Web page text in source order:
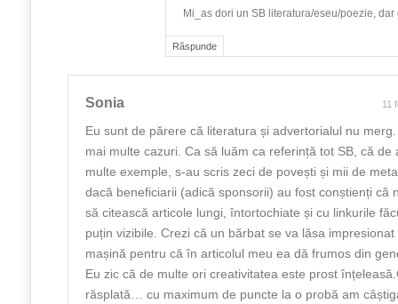
Răspunde
Mi_as dori un SB literatura/eseu/poezie,
Sonia 11
Eu sunt de părere că literatura și advertorialul nu
mai multe cazuri. Ca să luăm ca referință tot SB, că de
multe exemple, s-au scris zeci de povești și mii de
dacă beneficiarii (adică sponsorii) au fost conștienți că
să citească articole lungi, întortochiate și cu linkurile
puțin vizibile. Crezi că un bărbat se va lăsa
mașină pentru că în articolul meu ea dă frumos din
Eu zic că de multe ori creativitatea este prost
răsplată… cu maximum de puncte la o probă am